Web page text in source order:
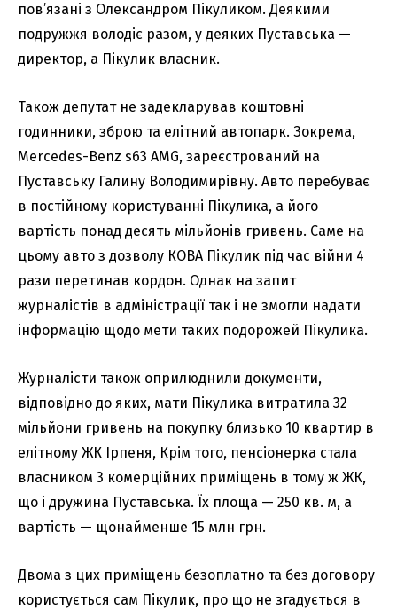
пов’язані з Олександром Пікуликом. Деякими
подружжя володіє разом, у деяких Пуставська —
директор, а Пікулик власник.
Також депутат не задекларував коштовні
годинники, зброю та елітний автопарк. Зокрема,
Mercedes-Benz s63 AMG, зареєстрований на
Пуставську Галину Володимирівну. Авто перебуває
в постійному користуванні Пікулика, а його
вартість понад десять мільйонів гривень. Саме на
цьому авто з дозволу КОВА Пікулик під час війни 4
рази перетинав кордон. Однак на запит
журналістів в адміністрації так і не змогли надати
інформацію щодо мети таких подорожей Пікулика.
Журналісти також оприлюднили документи,
відповідно до яких, мати Пікулика витратила 32
мільйони гривень на покупку близько 10 квартир в
елітному ЖК Ірпеня, Крім того, пенсіонерка стала
власником 3 комерційних приміщень в тому ж ЖК,
що і дружина Пуставська. Їх площа — 250 кв. м, а
вартість — щонайменше 15 млн грн.
Двома з цих приміщень безоплатно та без договору
користується сам Пікулик, про що не згадується в